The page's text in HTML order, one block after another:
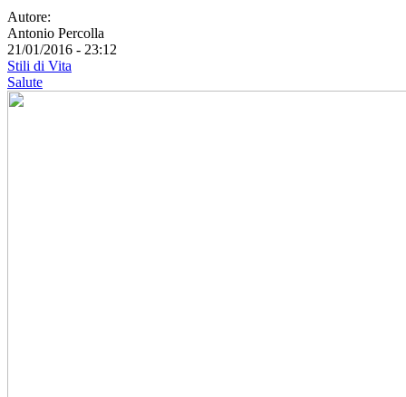
Autore:
Antonio Percolla
21/01/2016 - 23:12
Stili di Vita
Salute